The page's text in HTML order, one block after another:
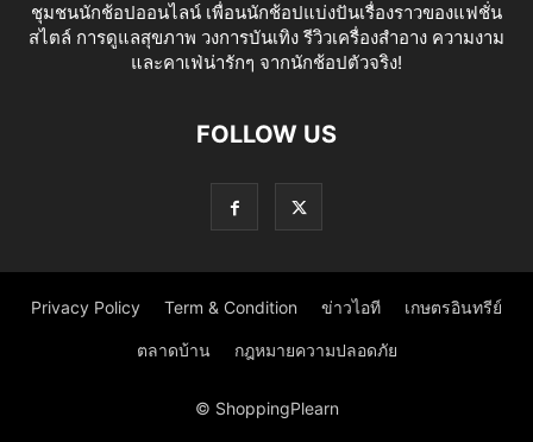
ชุมชนนักช้อปออนไลน์ เพื่อนนักช้อปแบ่งปันเรื่องราวของแฟชั่น
สไตล์ การดูแลสุขภาพ วงการบันเทิง รีวิวเครื่องสำอาง ความงาม
และคาเฟ่น่ารักๆ จากนักช้อปตัวจริง!
FOLLOW US
Privacy Policy Term & Condition ข่าวไอที เกษตรอินทรีย์
ตลาดบ้าน กฎหมายความปลอดภัย
© ShoppingPlearn